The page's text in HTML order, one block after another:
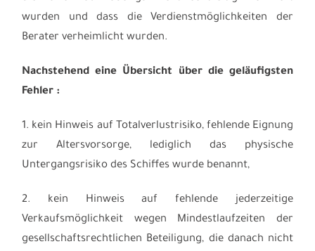
wurden und dass die Verdienstmöglichkeiten der
Berater verheimlicht wurden.
Nachstehend eine Übersicht über die geläufigsten
Fehler :
1. kein Hinweis auf Totalverlustrisiko, fehlende Eignung
zur Altersvorsorge, lediglich das physische
Untergangsrisiko des Schiffes wurde benannt,
2. kein Hinweis auf fehlende jederzeitige
Verkaufsmöglichkeit wegen Mindestlaufzeiten der
gesellschaftsrechtlichen Beteiligung, die danach nicht